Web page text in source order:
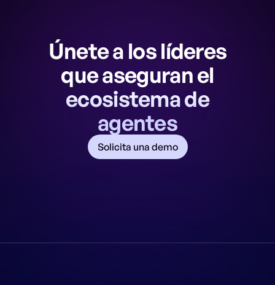
Únete a los líderes
que aseguran el
ecosistema de
agentes
Solicita una demo